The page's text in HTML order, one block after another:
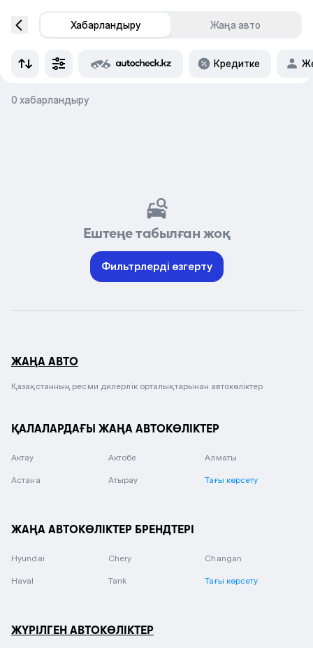
Хабарландыру Жаңа авто
Кредитке
0 хабарландыру
Ештеңе табылған жоқ
Фильтрлерді өзгерту
ЖАҢА АВТО
Қазақстанның ресми дилерлік орталықтарынан автокөліктер
ҚАЛАЛАРДАҒЫ ЖАҢА АВТОКӨЛІКТЕР
Актау Актобе Алматы
Астана Атырау Тағы көрсету
ЖАҢА АВТОКӨЛІКТЕР БРЕНДТЕРІ
Hyundai Chery Changan
Haval Tank Тағы көрсету
ЖҮРІЛГЕН АВТОКӨЛІКТЕР